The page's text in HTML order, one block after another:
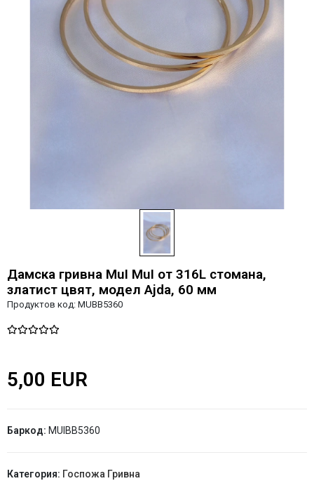
Дамска гривна MuI MuI от 316L стомана,
златист цвят, модел Ajda, 60 мм
Продуктов код: MUBB5360
5,00 EUR
Баркод: MUIBB5360
Категория: Госпожа Гривна